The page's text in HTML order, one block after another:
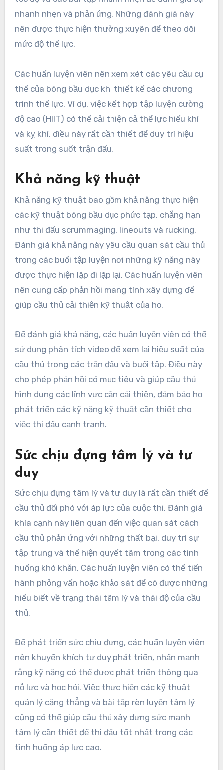
nhanh nhẹn và phản ứng. Những đánh giá này
nên được thực hiện thường xuyên để theo dõi
mức độ thể lực.
Các huấn luyện viên nên xem xét các yêu cầu cụ
thể của bóng bầu dục khi thiết kế các chương
trình thể lực. Ví dụ, việc kết hợp tập luyện cường
độ cao (HIIT) có thể cải thiện cả thể lực hiếu khí
và kỵ khí, điều này rất cần thiết để duy trì hiệu
suất trong suốt trận đấu.
Khả năng kỹ thuật
Khả năng kỹ thuật bao gồm khả năng thực hiện
các kỹ thuật bóng bầu dục phức tạp, chẳng hạn
như thi đấu scrummaging, lineouts và rucking.
Đánh giá khả năng này yêu cầu quan sát cầu thủ
trong các buổi tập luyện nơi những kỹ năng này
được thực hiện lặp đi lặp lại. Các huấn luyện viên
nên cung cấp phản hồi mang tính xây dựng để
giúp cầu thủ cải thiện kỹ thuật của họ.
Để đánh giá khả năng, các huấn luyện viên có thể
sử dụng phân tích video để xem lại hiệu suất của
cầu thủ trong các trận đấu và buổi tập. Điều này
cho phép phản hồi có mục tiêu và giúp cầu thủ
hình dung các lĩnh vực cần cải thiện, đảm bảo họ
phát triển các kỹ năng kỹ thuật cần thiết cho
việc thi đấu cạnh tranh.
Sức chịu đựng tâm lý và tư
duy
Sức chịu đựng tâm lý và tư duy là rất cần thiết để
cầu thủ đối phó với áp lực của cuộc thi. Đánh giá
khía cạnh này liên quan đến việc quan sát cách
cầu thủ phản ứng với những thất bại, duy trì sự
tập trung và thể hiện quyết tâm trong các tình
huống khó khăn. Các huấn luyện viên có thể tiến
hành phỏng vấn hoặc khảo sát để có được những
hiểu biết về trạng thái tâm lý và thái độ của cầu
thủ.
Để phát triển sức chịu đựng, các huấn luyện viên
nên khuyến khích tư duy phát triển, nhấn mạnh
rằng kỹ năng có thể được phát triển thông qua
nỗ lực và học hỏi. Việc thực hiện các kỹ thuật
quản lý căng thẳng và bài tập rèn luyện tâm lý
cũng có thể giúp cầu thủ xây dựng sức mạnh
tâm lý cần thiết để thi đấu tốt nhất trong các
tình huống áp lực cao.